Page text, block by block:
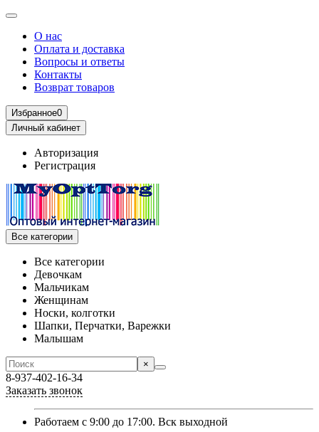
О нас
Оплата и доставка
Вопросы и ответы
Контакты
Возврат товаров
Избранное0
Личный кабинет
Авторизация
Регистрация
Все категории
Все категории
Девочкам
Мальчикам
Женщинам
Носки, колготки
Шапки, Перчатки, Варежки
Малышам
×
8-937-402-16-34
Заказать звонок
Работаем с 9:00 до 17:00. Вск выходной